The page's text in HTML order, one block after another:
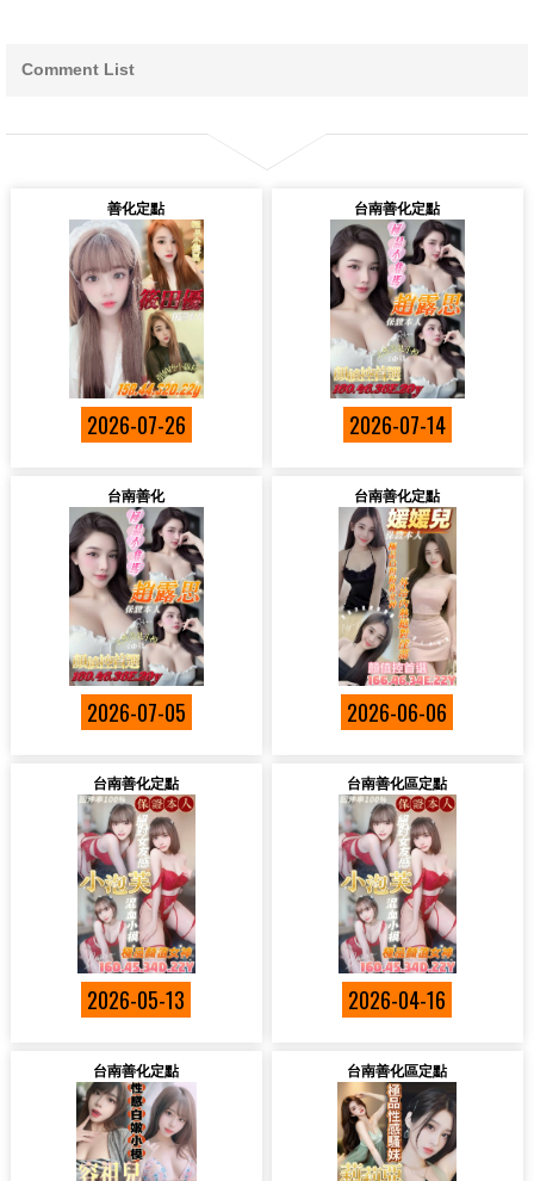
Comment List
善化定點
2026-07-26
台南善化定點
2026-07-14
台南善化
2026-07-05
台南善化定點
2026-06-06
台南善化定點
2026-05-13
台南善化區定點
2026-04-16
台南善化定點 台南善化區定點